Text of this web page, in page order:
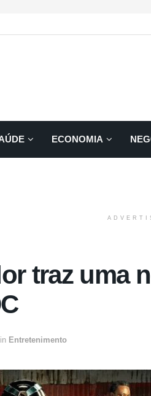
ECONOMIA
traz uma
in Entretenimento